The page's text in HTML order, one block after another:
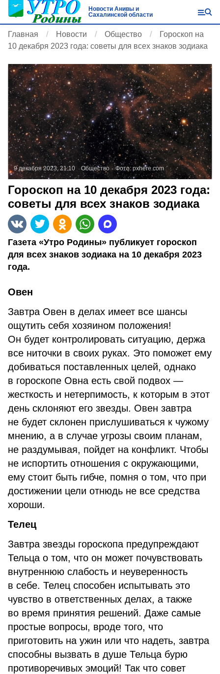
Новости Анивы и
Сахалинской области
Главная Новости Общество
Гороскоп на
10 декабря 2023 года: советы для всех знаков зодиака
9 декабря 2023, 21:10 Общество Фото:pxhere.com
Гороскоп на 10 декабря 2023 года:
советы для всех знаков зодиака
Газета «Утро Родины» публикует гороскоп
для всех знаков зодиака на 10 декабря 2023
года.
Овен
Завтра Овен в делах имеет все шансы
ощутить себя хозяином положения!
Он будет контролировать ситуацию, держа
все ниточки в своих руках. Это поможет ему
добиваться поставленных целей, однако
в гороскопе Овна есть свой подвох —
жесткость и нетерпимость, к которым в этот
день склоняют его звезды. Овен завтра
не будет склонен прислушиваться к чужому
мнению, а в случае угрозы своим планам,
не раздумывая, пойдет на конфликт. Чтобы
не испортить отношения с окружающими,
ему стоит быть гибче, помня о том, что при
достижении цели отнюдь не все средства
хороши.
Телец
Завтра звезды гороскопа предупреждают
Тельца о том, что он может почувствовать
внутреннюю слабость и неуверенность
в себе. Телец способен испытывать это
чувство в ответственных делах, а также
во время принятия решений. Даже самые
простые вопросы, вроде того, что
приготовить на ужин или что надеть, завтра
способны вызвать в душе Тельца бурю
противоречивых эмоций! Так что совет